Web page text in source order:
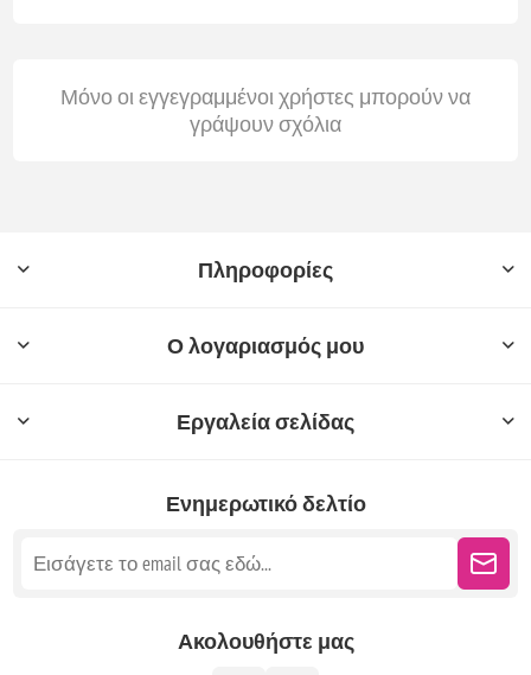
Μόνο οι εγγεγραμμένοι χρήστες μπορούν να
γράψουν σχόλια
Πληροφορίες
Ο λογαριασμός μου
Εργαλεία σελίδας
Ενημερωτικό δελτίο
Ακολουθήστε μας